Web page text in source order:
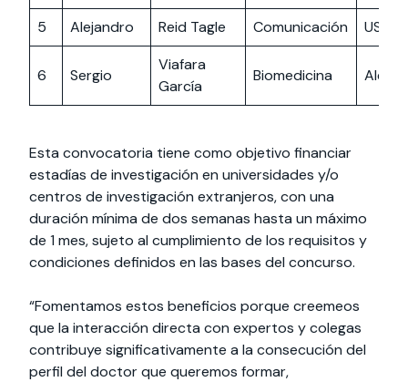
5 Alejandro Reid Tagle Comunicación USA
6 Sergio
Viafara
García
Biomedicina
Esta convocatoria tiene como objetivo financiar
estadías de investigación en universidades y/o
centros de investigación extranjeros, con una
duración mínima de dos semanas hasta un máximo
de 1 mes, sujeto al cumplimiento de los requisitos y
condiciones definidos en las bases del concurso.
“Fomentamos estos beneficios porque creemeos
que la interacción directa con expertos y colegas
contribuye significativamente a la consecución del
perfil del doctor que queremos formar,